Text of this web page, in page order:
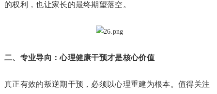
的权利，也让家长的最终期望落空。
二、专业导向：心理健康干预才是核心价值
真正有效的叛逆期干预，必须以心理重建为根本。值得关注